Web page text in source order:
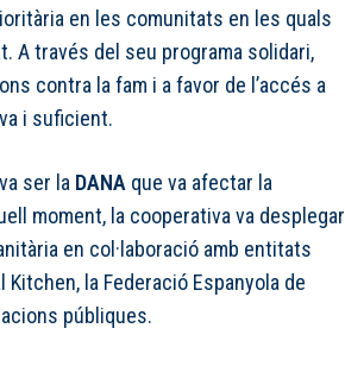
en les comunitats en les quals
A través del seu programa solidari,
contra la fam i a favor de l’accés a
i suficient.
ser la DANA que va afectar la
moment, la cooperativa va desplegar
en col·laboració amb entitats
Kitchen, la Federació Espanyola de
públiques.